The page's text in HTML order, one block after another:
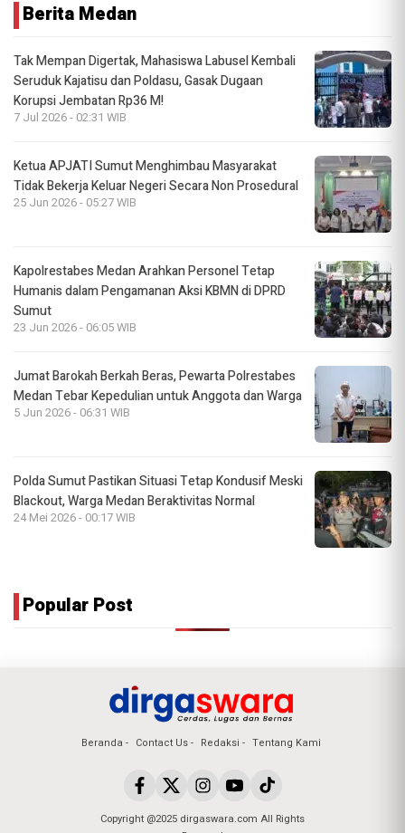
Berita Medan
Tak Mempan Digertak, Mahasiswa Labusel Kembali
Seruduk Kajatisu dan Poldasu, Gasak Dugaan
Korupsi Jembatan Rp36 M!
7 Jul 2026 - 02:31 WIB
Ketua APJATI Sumut Menghimbau Masyarakat
Tidak Bekerja Keluar Negeri Secara Non Prosedural
25 Jun 2026 - 05:27 WIB
Kapolrestabes Medan Arahkan Personel Tetap
Humanis dalam Pengamanan Aksi KBMN di DPRD
Sumut
23 Jun 2026 - 06:05 WIB
Jumat Barokah Berkah Beras, Pewarta Polrestabes
Medan Tebar Kepedulian untuk Anggota dan Warga
5 Jun 2026 - 06:31 WIB
Polda Sumut Pastikan Situasi Tetap Kondusif Meski
Blackout, Warga Medan Beraktivitas Normal
24 Mei 2026 - 00:17 WIB
Popular Post
Beranda Contact Us Redaksi Tentang Kami
Copyright @2025 dirgaswara.com All Rights